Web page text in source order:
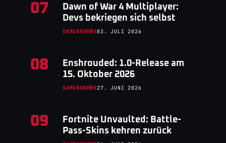
07
Dawn of War 4 Multiplayer:
Devs bekriegen sich selbst
GAMINGNEWS03. JULI 2026
08
Enshrouded: 1.0-Release am
15. Oktober 2026
GAMINGNEWS27. JUNI 2026
09
Fortnite Unvaulted: Battle-
Pass-Skins kehren zurück